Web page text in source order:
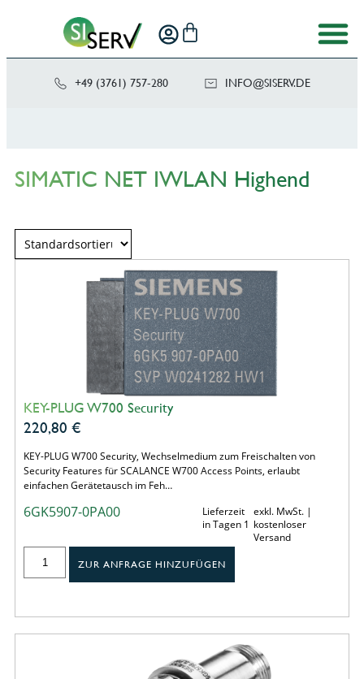
+49 (3761) 757-280 ED.VRE
SIS@OF
NI
SIMATIC NET IWLAN Highend
KEY-PLUG W700 Security
220,80 €
KEY-PLUG W700 Security, Wechselmedium zum Freischalten von
Security Features für SCALANCE W700 Access Points, erlaubt
einfachen Gerätetausch im Feh…
6GK5907-0PA00
Lieferzeit
in Tagen 1
exkl. MwSt. |
kostenloser
Versand
ZUR ANFRAGE HINZUFÜGEN